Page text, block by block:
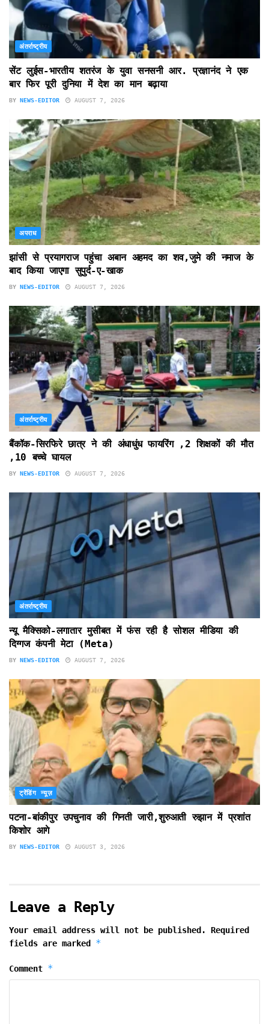
अंतर्राष्ट्रीय
सेंट लुईस-भारतीय शतरंज के युवा सनसनी आर. प्रज्ञानंद ने एक
बार फिर पूरी दुनिया में देश का मान बढ़ाया
BY NEWS-EDITOR AUGUST 7, 2026
अपराध
झांसी से प्रयागराज पहुंचा अबान अहमद का शव,जुमे की नमाज के
बाद किया जाएगा सुपुर्द-ए-खाक
BY NEWS-EDITOR AUGUST 7, 2026
अंतर्राष्ट्रीय
बैंकॉक-सिरफिरे छात्र ने की अंधाधुंध फायरिंग ,2 शिक्षकों की मौत
,10 बच्चे घायल
BY NEWS-EDITOR AUGUST 7, 2026
अंतर्राष्ट्रीय
न्यू मैक्सिको-लगातार मुसीबत में फंस रही है सोशल मीडिया की
दिग्गज कंपनी मेटा (Meta)
BY NEWS-EDITOR AUGUST 7, 2026
ट्रेंडिंग न्यूज़
पटना-बांकीपुर उपचुनाव की गिनती जारी,शुरुआती रुझान में प्रशांत
किशोर आगे
BY NEWS-EDITOR AUGUST 3, 2026
Leave a Reply
Your email address will not be published.
Required
fields are marked *
Comment *